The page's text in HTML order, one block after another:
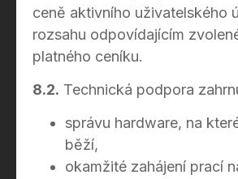
ceně aktivního uživatelského
rozsahu odpovídajícím
platného ceníku.
8.2. Technická podpora
správu hardware, na
běží,
okamžité zahájení prací